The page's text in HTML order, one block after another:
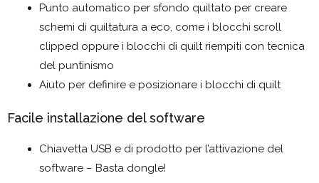
Punto automatico per sfondo quiltato per creare
schemi di quiltatura a eco, come i blocchi scroll
clipped oppure i blocchi di quilt riempiti con tecnica
del puntinismo
Aiuto per definire e posizionare i blocchi di quilt
Facile installazione del software
Chiavetta USB e di prodotto per l’attivazione del
software – Basta dongle!